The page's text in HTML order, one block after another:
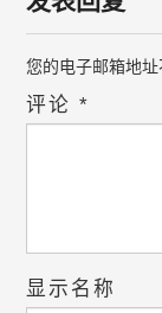
您的电子邮箱地址
评论*
显示名称